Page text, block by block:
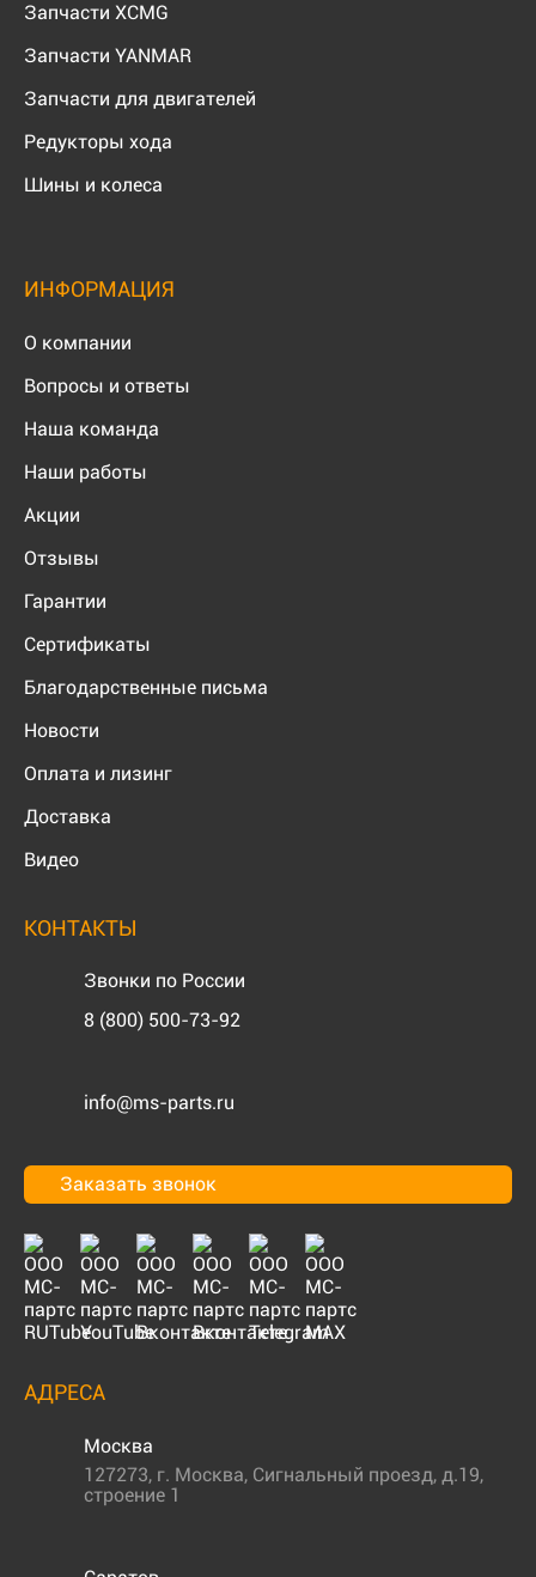
Запчасти XCMG
Запчасти YANMAR
Запчасти для двигателей
Редукторы хода
Шины и колеса
ИНФОРМАЦИЯ
О компании
Вопросы и ответы
Наша команда
Наши работы
Акции
Отзывы
Гарантии
Сертификаты
Благодарственные письма
Новости
Оплата и лизинг
Доставка
Видео
КОНТАКТЫ
Звонки по России
8 (800) 500-73-92
info@ms-parts.ru
Заказать звонок
АДРЕСА
Москва
127273, г. Москва, Сигнальный проезд, д.19,
строение 1